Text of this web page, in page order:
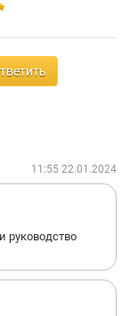
11:55 22.01.2024
руководство